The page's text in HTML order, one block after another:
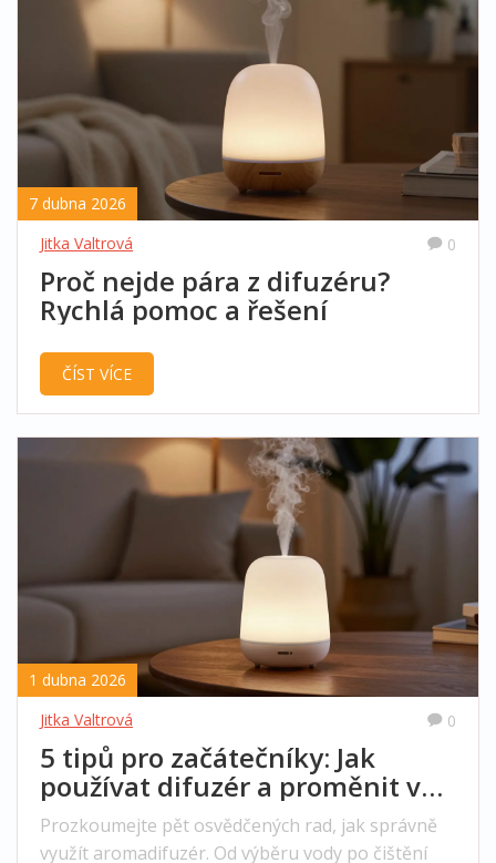
7 dubna 2026
Jitka Valtrová
0
Proč nejde pára z difuzéru?
Rychlá pomoc a řešení
ČÍST VÍCE
1 dubna 2026
Jitka Valtrová
0
5 tipů pro začátečníky: Jak
používat difuzér a proměnit váš
domov v oázu klidu!
Prozkoumejte pět osvědčených rad, jak správně
využít aromadifuzér. Od výběru vody po čištění